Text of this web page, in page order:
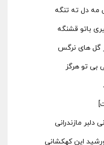
مه دل ته تنگه
باتو قشنگه
گل های نرگس
بی تو هرگز
مازندرانی
این کهکشانی